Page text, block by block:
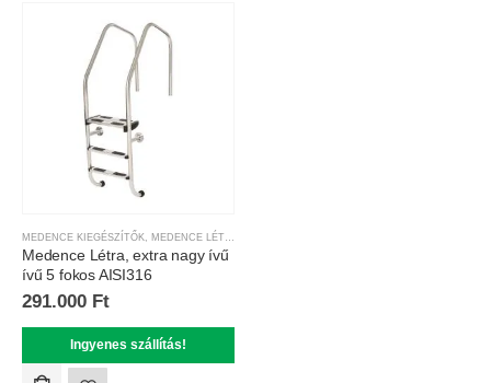
MEDENCE KIEGÉSZÍTŐK, MEDENCE LÉTRÁK
Medence Létra, extra nagy ívű
ívű 5 fokos AISI316
291.000 Ft
Ingyenes szállítás!